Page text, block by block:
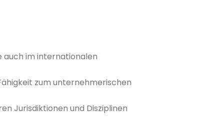
auch im internationalen
zum unternehmerischen
Jurisdiktionen und Disziplinen